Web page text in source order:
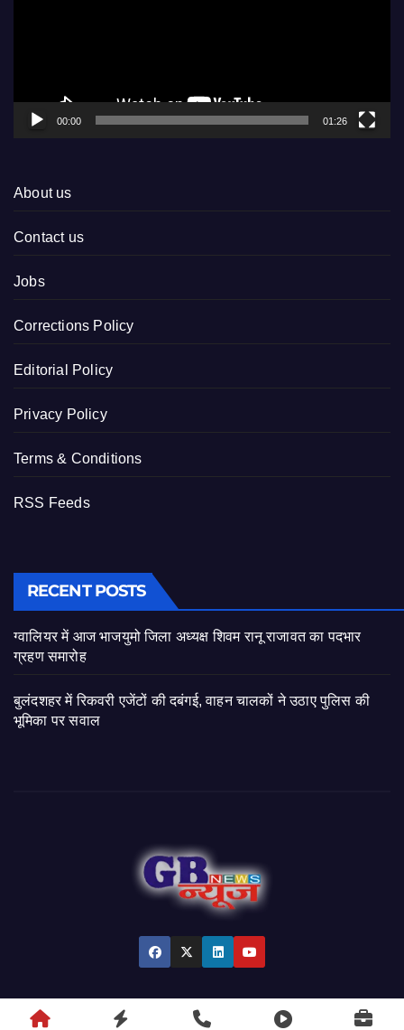
00:00 01:26
About us
Contact us
Jobs
Corrections Policy
Editorial Policy
Privacy Policy
Terms & Conditions
RSS Feeds
RECENT POSTS
ग्वालियर में आज भाजयुमो जिला अध्यक्ष शिवम रानू राजावत का पदभार
ग्रहण समारोह
बुलंदशहर में रिकवरी एजेंटों की दबंगई, वाहन चालकों ने उठाए पुलिस की
भूमिका पर सवाल